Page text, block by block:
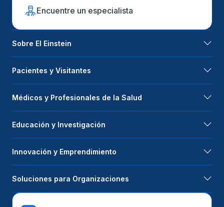
Encuentre un especialista
Sobre El Einstein
Pacientes y Visitantes
Médicos y Profesionales de la Salud
Educación y Investigación
Innovación y Emprendimiento
Soluciones para Organizaciones